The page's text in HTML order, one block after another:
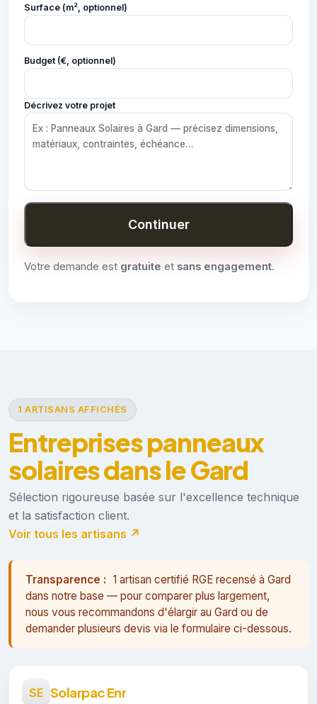
Surface (m², optionnel)
Budget (€, optionnel)
Décrivez votre projet
Continuer
Votre demande est gratuite et sans engagement.
1 ARTISANS AFFICHÉS
Entreprises panneaux
solaires dans le Gard
Sélection rigoureuse basée sur l'excellence technique
et la satisfaction client.
Voir tous les artisans ↗
Transparence : 1 artisan certifié RGE recensé à Gard
dans notre base — pour comparer plus largement,
nous vous recommandons d'élargir au Gard ou de
demander plusieurs devis via le formulaire ci-dessous.
SE Solarpac Enr